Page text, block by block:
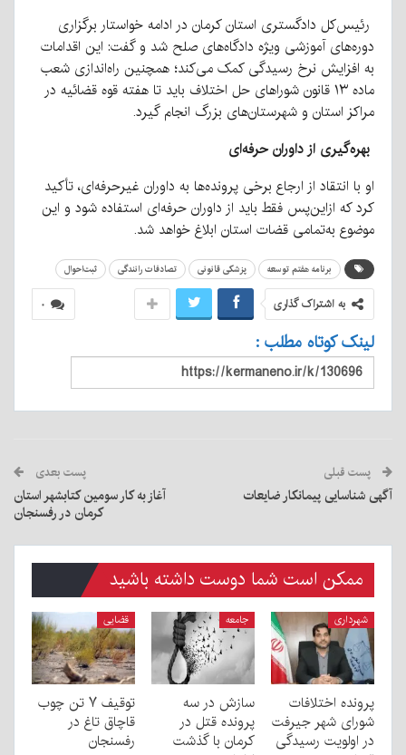
رئیس‌کل دادگستری استان کرمان در ادامه خواستار برگزاری
دوره‌های آموزشی ویژه دادگاه‌های صلح شد و گفت: این اقدامات
به افزایش نرخ رسیدگی کمک می‌کند؛ همچنین راه‌اندازی شعب
ماده ۱۳ قانون شوراهای حل اختلاف باید تا هفته قوه قضائیه در
مراکز استان و شهرستان‌های بزرگ انجام گیرد.
بهره‌گیری از داوران حرفه‌ای
او با انتقاد از ارجاع برخی پرونده‌ها به داوران غیرحرفه‌ای، تأکید
کرد که ازاین‌پس فقط باید از داوران حرفه‌ای استفاده شود و این
موضوع به‌تمامی قضات استان ابلاغ خواهد شد.
برنامه هفتم توسعه پزشکی قانونی تصادفات رانندگی ثبت‌احوال
۰ به اشتراک گذاری
لینک کوتاه مطلب :
پست قبلی
آگهی شناسایی پیمانکار ضایعات
پست بعدی
آغاز به کار سومین کتابشهر استان
کرمان در رفسنجان
ممکن است شما دوست داشته باشید
شهرداری
پرونده اختلافات
شورای شهر جیرفت
در اولویت رسیدگی
جامعه
سازش در سه
پرونده قتل در
کرمان با گذشت
قضایی
توقیف ۷ تن چوب
قاچاق تاغ در
رفسنجان